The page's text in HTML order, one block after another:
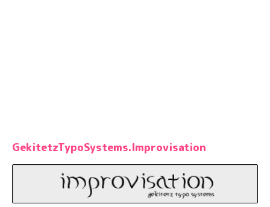
GekitetzTypoSystems.Improvisation